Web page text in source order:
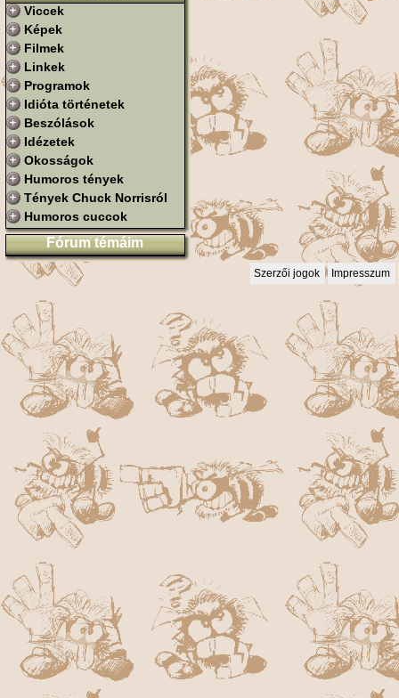
Viccek
Képek
Filmek
Linkek
Programok
Idióta történetek
Beszólások
Idézetek
Okosságok
Humoros tények
Tények Chuck Norrisról
Humoros cuccok
Fórum témáim
Szerzői jogok Impresszum